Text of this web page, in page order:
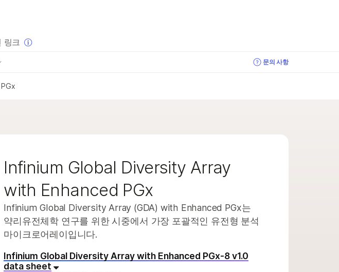
링크
별
문의 사항
문의 사항
문의 사항
Infinium Global Diversity Array
with Enhanced PGx
Infinium Global Diversity Array (GDA) with Enhanced PGx는
약리유전체학 연구를 위한 시중에서 가장 포괄적인 유전형 분석
마이크로어레이입니다.
Infinium Global Diversity Array with Enhanced PGx-8 v1.0
data sheet
하실 수 있습니다. 주요
유전 및 희귀 질환 연구